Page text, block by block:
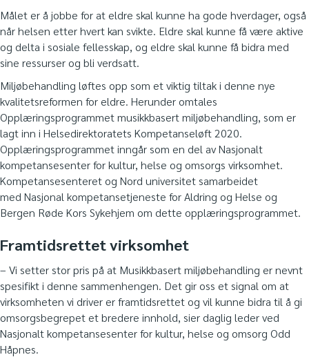
Målet er å jobbe for at eldre skal kunne ha gode hverdager, også
når helsen etter hvert kan svikte. Eldre skal kunne få være aktive
og delta i sosiale fellesskap, og eldre skal kunne få bidra med
sine ressurser og bli verdsatt.
Miljøbehandling løftes opp som et viktig tiltak i denne nye
kvalitetsreformen for eldre. Herunder omtales
Opplæringsprogrammet musikkbasert miljøbehandling, som er
lagt inn i Helsedirektoratets Kompetanseløft 2020.
Opplæringsprogrammet inngår som en del av Nasjonalt
kompetansesenter for kultur, helse og omsorgs virksomhet.
Kompetansesenteret og Nord universitet samarbeidet
med Nasjonal kompetansetjeneste for Aldring og Helse og
Bergen Røde Kors Sykehjem om dette opplæringsprogrammet.
Framtidsrettet virksomhet
– Vi setter stor pris på at Musikkbasert miljøbehandling er nevnt
spesifikt i denne sammenhengen. Det gir oss et signal om at
virksomheten vi driver er framtidsrettet og vil kunne bidra til å gi
omsorgsbegrepet et bredere innhold, sier daglig leder ved
Nasjonalt kompetansesenter for kultur, helse og omsorg Odd
Håpnes.